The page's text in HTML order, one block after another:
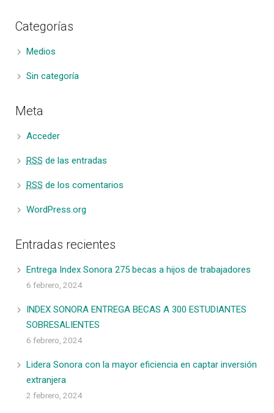
Categorías
Medios
Sin categoría
Meta
Acceder
RSS de las entradas
RSS de los comentarios
WordPress.org
Entradas recientes
Entrega Index Sonora 275 becas a hijos de trabajadores
6 febrero, 2024
INDEX SONORA ENTREGA BECAS A 300 ESTUDIANTES
SOBRESALIENTES
6 febrero, 2024
Lidera Sonora con la mayor eficiencia en captar inversión
extranjera
2 febrero, 2024